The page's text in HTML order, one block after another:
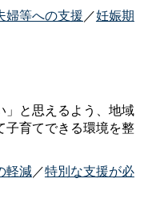
婦等への支援／妊娠期
」と思えるよう、地域
子育てできる環境を整
軽減／特別な支援が必